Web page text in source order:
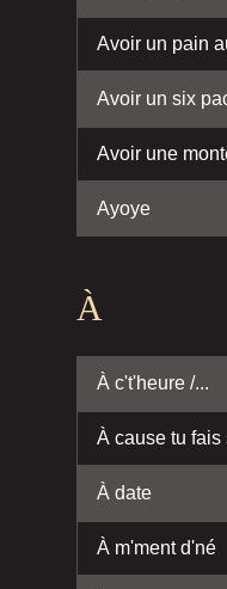
Avoir un pain
Avoir un six
Avoir une
Ayoye
À
À c't'heure /...
À cause tu fais
À date
À m'ment d'né